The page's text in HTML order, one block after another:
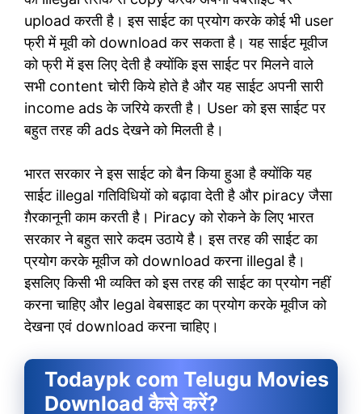
upload करती है। इस साईट का प्रयोग करके कोई भी user
फ्री में मूवी को download कर सकता है। यह साईट मूवीज
को फ्री में इस लिए देती है क्योंकि इस साईट पर मिलने वाले
सभी content चोरी किये होते है और यह साईट अपनी सारी
income ads के जरिये करती है। User को इस साईट पर
बहुत तरह की ads देखने को मिलती है।
भारत सरकार ने इस साईट को बैन किया हुआ है क्योंकि यह
साईट illegal गतिविधियों को बढ़ावा देती है और piracy जैसा
ग़ैरकानूनी काम करती है। Piracy को रोकने के लिए भारत
सरकार ने बहुत सारे कदम उठाये है। इस तरह की साईट का
प्रयोग करके मूवीज को download करना illegal है।
इसलिए किसी भी व्यक्ति को इस तरह की साईट का प्रयोग नहीं
करना चाहिए और legal वेबसाइट का प्रयोग करके मूवीज को
देखना एवं download करना चाहिए।
Todaypk com Telugu Movies
Downloadकैसे करें?